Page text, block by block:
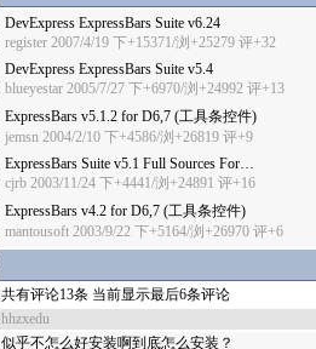
DevExpress ExpressBars Suite v6.24
register 2007/4/19 下+15371/浏+25279 评+32
DevExpress ExpressBars Suite v5.4
blueyestar 2005/7/27 下+6970/浏+24992 评+13
ExpressBars v5.1.2 for D6,7 (工具条控件)
jemsn 2004/2/10 下+4586/浏+26819 评+9
ExpressBars Suite v5.1 Full Sources For…
cjrb 2003/11/24 下+4441/浏+24891 评+16
ExpressBars v4.2 for D6,7 (工具条控件)
mantousoft 2003/9/22 下+5164/浏+26970 评+6
共有评论13条 当前显示最后6条评论
hhzxedu
似乎不怎么好安装啊到底怎么安装？